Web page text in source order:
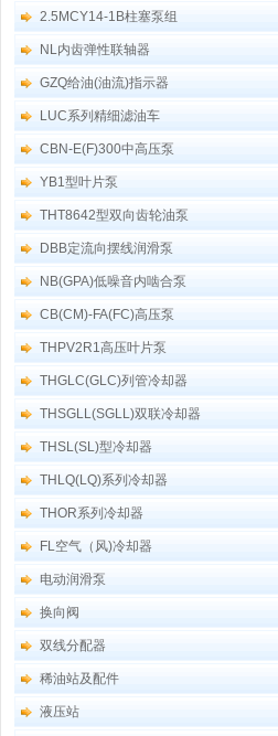
2.5MCY14-1B柱塞泵组
NL内齿弹性联轴器
GZQ给油(油流)指示器
LUC系列精细滤油车
CBN-E(F)300中高压泵
YB1型叶片泵
THT8642型双向齿轮油泵
DBB定流向摆线润滑泵
NB(GPA)低噪音内啮合泵
CB(CM)-FA(FC)高压泵
THPV2R1高压叶片泵
THGLC(GLC)列管冷却器
THSGLL(SGLL)双联冷却器
THSL(SL)型冷却器
THLQ(LQ)系列冷却器
THOR系列冷却器
FL空气（风)冷却器
电动润滑泵
换向阀
双线分配器
稀油站及配件
液压站